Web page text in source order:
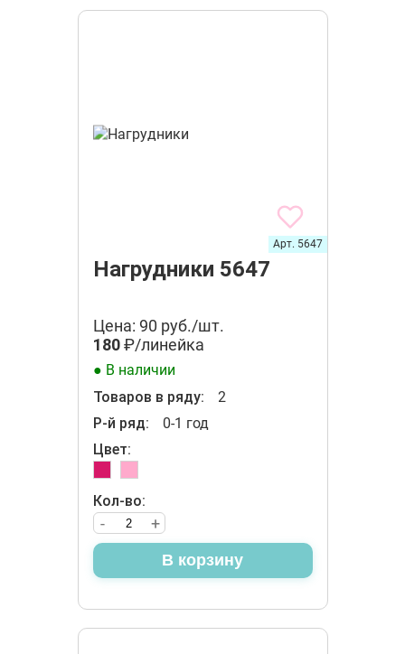
Нагрудники 5647
Арт. 5647
Цена: 90 руб./шт.
180₽/линейка
● В наличии
Товаров в ряду:
2
Р-й ряд:
0-1 год
Цвет:
Кол-во:
+
-
В корзину